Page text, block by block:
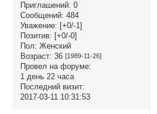
Приглашений: 0
Сообщений: 484
Уважение: [+0/-1]
Позитив: [+0/-0]
Пол: Женский
Возраст: 36 [1989-11-26]
Провел на форуме:
1 день 22 часа
Последний визит:
2017-03-11 10:31:53